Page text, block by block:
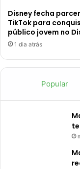
Disney fecha
TikTok para
público jovem no
1 dia atrás
Popular